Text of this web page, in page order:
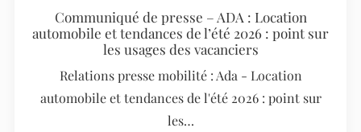
Communiqué de presse – ADA : Location
automobile et tendances de l’été 2026 : point sur
les usages des vacanciers
Relations presse mobilité : Ada - Location
automobile et tendances de l'été 2026 : point sur
les…